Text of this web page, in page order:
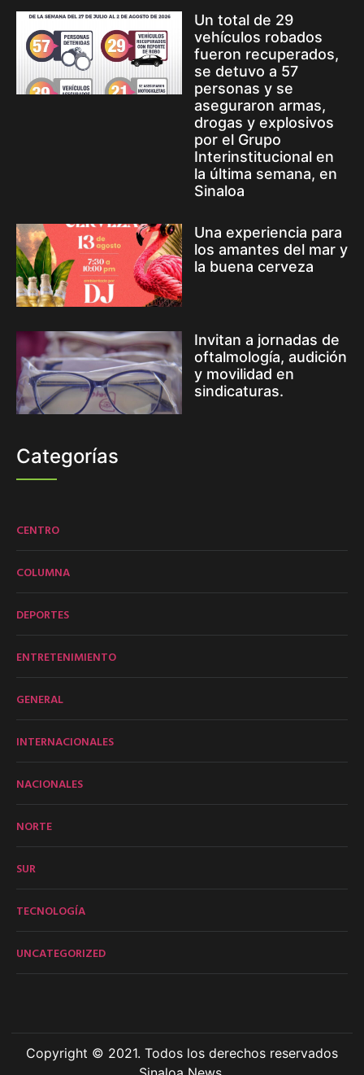
Un total de 29
vehículos robados
fueron recuperados,
se detuvo a 57
personas y se
aseguraron armas,
drogas y explosivos
por el Grupo
Interinstitucional en
la última semana, en
Sinaloa
Una experiencia para
los amantes del mar y
la buena cerveza
Invitan a jornadas de
oftalmología, audición
y movilidad en
sindicaturas.
Categorías
CENTRO
COLUMNA
DEPORTES
ENTRETENIMIENTO
GENERAL
INTERNACIONALES
NACIONALES
NORTE
SUR
TECNOLOGÍA
UNCATEGORIZED
Copyright © 2021. Todos los derechos reservados